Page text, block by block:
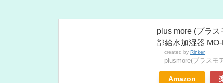
plus more (プラ
部給水加湿器
created by Rinker
plusmore(プラスモ
Amazon